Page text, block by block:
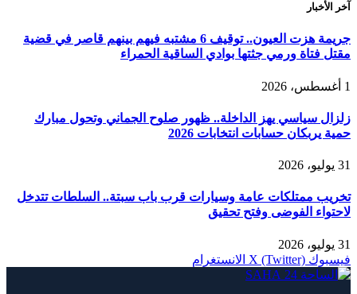
آخر الأخبار
جريمة هزت العيون.. توقيف 6 مشتبه فيهم بينهم قاصر في قضية
مقتل فتاة ورمي جثتها بوادي الساقية الحمراء
1 أغسطس، 2026
زلزال سياسي يهز الداخلة.. ظهور صلوح الجماني وتحول مبارك
حمية يربكان حسابات انتخابات 2026
31 يوليو، 2026
تخريب ممتلكات عامة وسيارات قرب باب سبتة.. السلطات تتدخل
لاحتواء الفوضى وفتح تحقيق
31 يوليو، 2026
فيسبوك X (Twitter) الانستغرام